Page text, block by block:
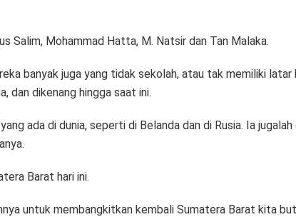
Salim, Mohammad Hatta, M. Natsir dan Tan Malaka.
banyak juga yang tidak sekolah, atau tak memiliki latar
dan dikenang hingga saat ini.
ada di dunia, seperti di Belanda dan di Rusia. Ia jugalah
Barat hari ini.
untuk membangkitkan kembali Sumatera Barat kita